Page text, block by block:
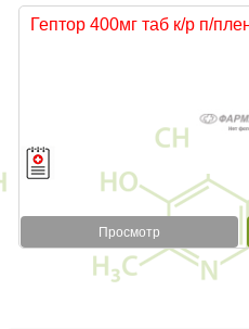
Гептор 400мг таб к/р п/
Просмотр